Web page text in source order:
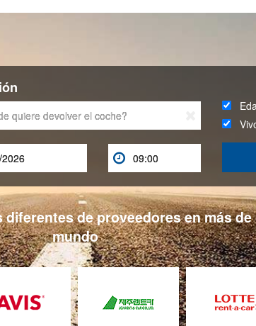

de proveedores en más
mundo